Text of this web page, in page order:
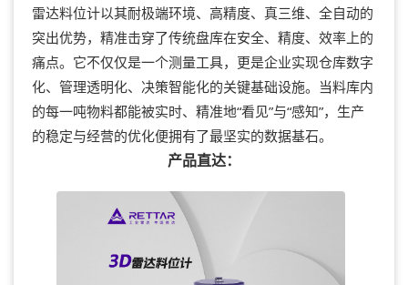
雷达料位计以其耐极端环境、高精度、真三维、全自动的
突出优势，精准击穿了传统盘库在安全、精度、效率上的
痛点。它不仅仅是一个测量工具，更是企业实现仓库数字
化、管理透明化、决策智能化的关键基础设施。当料库内
的每一吨物料都能被实时、精准地“看见”与“感知”，生产
的稳定与经营的优化便拥有了最坚实的数据基石。
产品直达：